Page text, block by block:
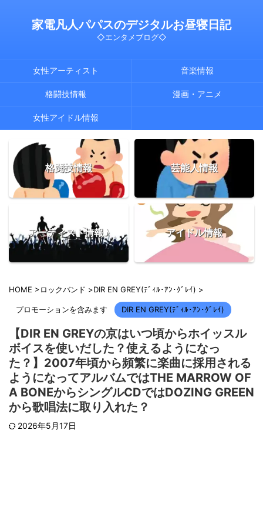
家電凡人パパスのデジタルお昼寝日記
◇エンタメブログ◇
女性アーティスト 音楽情報
格闘技情報 漫画・アニメ
女性アイドル情報
格闘技情報 芸能人情報
アーティスト情報♪ アイドル情報
HOME >ロックバンド >DIR EN GREY(ﾃﾞｨﾙ･ｱﾝ･ｸﾞﾚｲ) >
プロモーションを含みます DIR EN GREY(ﾃﾞｨﾙ･ｱﾝ･ｸﾞﾚｲ)
【DIR EN GREYの京はいつ頃からホイッスル
ボイスを使いだした？使えるようになっ
た？】2007年頃から頻繁に楽曲に採用される
ようになってアルバムではTHE MARROW OF
A BONEからシングルCDではDOZING GREEN
から歌唱法に取り入れた？
2026年5月17日